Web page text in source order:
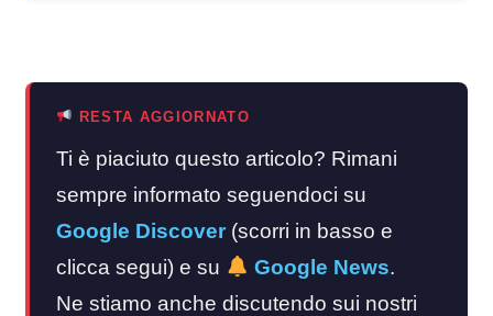
RESTA AGGIORNATO
Ti è piaciuto questo articolo? Rimani
sempre informato seguendoci su
Google Discover (scorri in basso e
clicca segui) e su
Google News.
Ne stiamo anche discutendo sui nostri